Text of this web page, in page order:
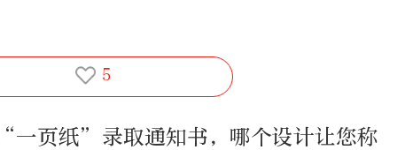
5
一页纸”录取通知书，哪个设计让您称